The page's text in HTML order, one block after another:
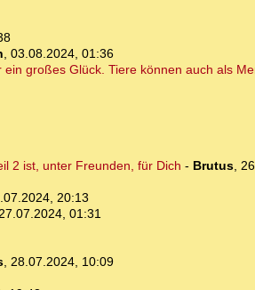
, 03.08.2024, 01:36
großes Glück. Tiere können auch als
2 ist, unter Freunden, für Dich - Brutus,
20:13
01:31
, 28.07.2024, 10:09